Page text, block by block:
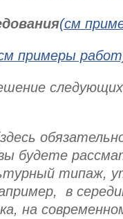
(см
примеры
будете
типаж,
в
на